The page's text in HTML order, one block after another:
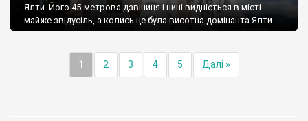
Ялти. Його 45-метрова дзвіниця і нині видніється в місті
майже звідусіль, а колись це була висотна домінанта Ялти.
1 2 3 4 5 Далі »